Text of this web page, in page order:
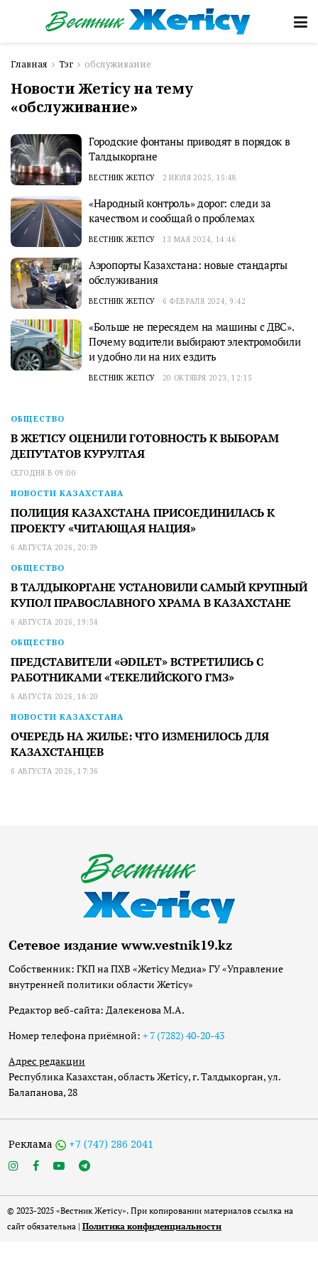
Главная Тэг обслуживание
Новости Жетісу на тему
«обслуживание»
Городские фонтаны приводят в порядок в
Талдыкоргане
ВЕСТНИК ЖЕТІСУ 2 ИЮЛЯ 2025, 15:48
«Народный контроль» дорог: следи за
качеством и сообщай о проблемах
ВЕСТНИК ЖЕТІСУ 13 МАЯ 2024, 14:46
Аэропорты Казахстана: новые стандарты
обслуживания
ВЕСТНИК ЖЕТІСУ 6 ФЕВРАЛЯ 2024, 9:42
«Больше не пересядем на машины с ДВС».
Почему водители выбирают электромобили
и удобно ли на них ездить
ВЕСТНИК ЖЕТІСУ 20 ОКТЯБРЯ 2023, 12:15
ОБЩЕСТВО
В ЖЕТІСУ ОЦЕНИЛИ ГОТОВНОСТЬ К ВЫБОРАМ
ДЕПУТАТОВ КУРУЛТАЯ
СЕГОДНЯ В 09:00
НОВОСТИ КАЗАХСТАНА
ПОЛИЦИЯ КАЗАХСТАНА ПРИСОЕДИНИЛАСЬ К
ПРОЕКТУ «ЧИТАЮЩАЯ НАЦИЯ»
6 АВГУСТА 2026, 20:39
ОБЩЕСТВО
В ТАЛДЫКОРГАНЕ УСТАНОВИЛИ САМЫЙ КРУПНЫЙ
КУПОЛ ПРАВОСЛАВНОГО ХРАМА В КАЗАХСТАНЕ
6 АВГУСТА 2026, 19:54
ОБЩЕСТВО
ПРЕДСТАВИТЕЛИ «ӘDILET» ВСТРЕТИЛИСЬ С
РАБОТНИКАМИ «ТЕКЕЛИЙСКОГО ГМЗ»
6 АВГУСТА 2026, 18:20
НОВОСТИ КАЗАХСТАНА
ОЧЕРЕДЬ НА ЖИЛЬЕ: ЧТО ИЗМЕНИЛОСЬ ДЛЯ
КАЗАХСТАНЦЕВ
6 АВГУСТА 2026, 17:36
Сетевое издание www.vestnik19.kz
Собственник: ГКП на ПХВ «Жетісу Медиа» ГУ «Управление
внутренней политики области Жетісу»
Редактор веб-сайта: Далекенова М.А.
Номер телефона приёмной: + 7 (7282) 40-20-43
Адрес редакции
Республика Казахстан, область Жетісу, г. Талдыкорган, ул.
Балапанова, 28
Реклама +7 (747) 286 2041
© 2023-2025 «Вестник Жетісу». При копировании материалов ссылка на
сайт обязательна | Политика конфиденциальности